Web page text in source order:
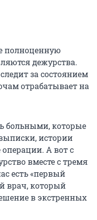
полноценную
дежурства.
за состоянием
отрабатывает на
больными, которые
истории
А вот с
вместе с тремя
есть «первый
врач, который
в экстренных